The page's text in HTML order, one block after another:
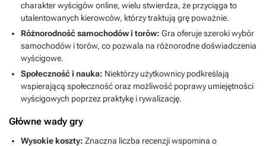
charakter wyścigów online, wielu stwierdza, że przyciąga to
utalentowanych kierowców, którzy traktują grę poważnie.
Różnorodność samochodów i torów: Gra oferuje szeroki wybór
samochodów i torów, co pozwala na różnorodne doświadczenia
wyścigowe.
Społeczność i nauka: Niektórzy użytkownicy podkreślają
wspierającą społeczność oraz możliwość poprawy umiejętności
wyścigowych poprzez praktykę i rywalizację.
Główne wady gry
Wysokie koszty: Znaczna liczba recenzji wspomina o